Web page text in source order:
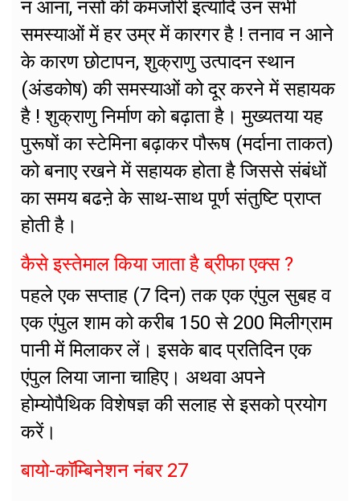
न आना, नसों की कमजोरी इत्यादि उन सभी
समस्याओं में हर उम्र में कारगर है ! तनाव न आने
के कारण छोटापन, शुक्राणु उत्पादन स्थान
(अंडकोष) की समस्याओं को दूर करने में सहायक
है ! शुक्राणु निर्माण को बढ़ाता है। मुख्यतया यह
पुरूषों का स्टेमिना बढ़ाकर पौरूष (मर्दाना ताकत)
को बनाए रखने में सहायक होता है जिससे संबंधों
का समय बढऩे के साथ-साथ पूर्ण संतुष्टि प्राप्त
होती है।
कैसे इस्तेमाल किया जाता है ब्रीफा एक्स ?
पहले एक सप्ताह (7 दिन) तक एक एंपुल सुबह व
एक एंपुल शाम को करीब 150 से 200 मिलीग्राम
पानी में मिलाकर लें। इसके बाद प्रतिदिन एक
एंपुल लिया जाना चाहिए। अथवा अपने
होम्योपैथिक विशेषज्ञ की सलाह से इसको प्रयोग
करें।
बायो-कॉम्बिनेशन नंबर 27